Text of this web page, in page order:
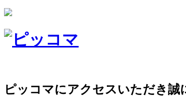
ピッコマにアクセスいただき誠